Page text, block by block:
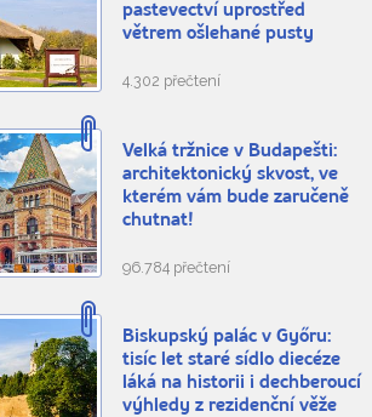
pastevectví uprostřed
větrem ošlehané pusty
4.302 přečtení
Velká tržnice v Budapešti:
architektonický skvost, ve
kterém vám bude zaručeně
chutnat!
96.784 přečtení
Biskupský palác v Győru:
tisíc let staré sídlo diecéze
láká na historii i dechberoucí
výhledy z rezidenční věže